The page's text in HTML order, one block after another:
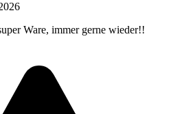
Ware, immer gerne wieder!!